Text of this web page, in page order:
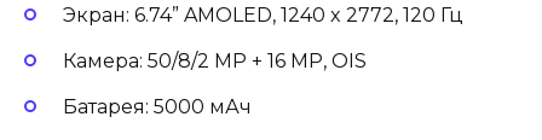
Экран: 6.74” AMOLED, 1240 x 2772, 120 Гц
Камера: 50/8/2 MP + 16 MP, OIS
Батарея: 5000 мАч